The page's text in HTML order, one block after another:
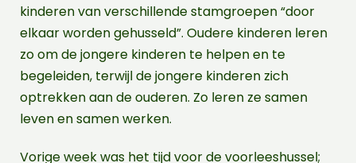
kinderen van verschillende stamgroepen “door
elkaar worden gehusseld”. Oudere kinderen leren
zo om de jongere kinderen te helpen en te
begeleiden, terwijl de jongere kinderen zich
optrekken aan de ouderen. Zo leren ze samen
leven en samen werken.
Vorige week was het tijd voor de voorleeshussel;